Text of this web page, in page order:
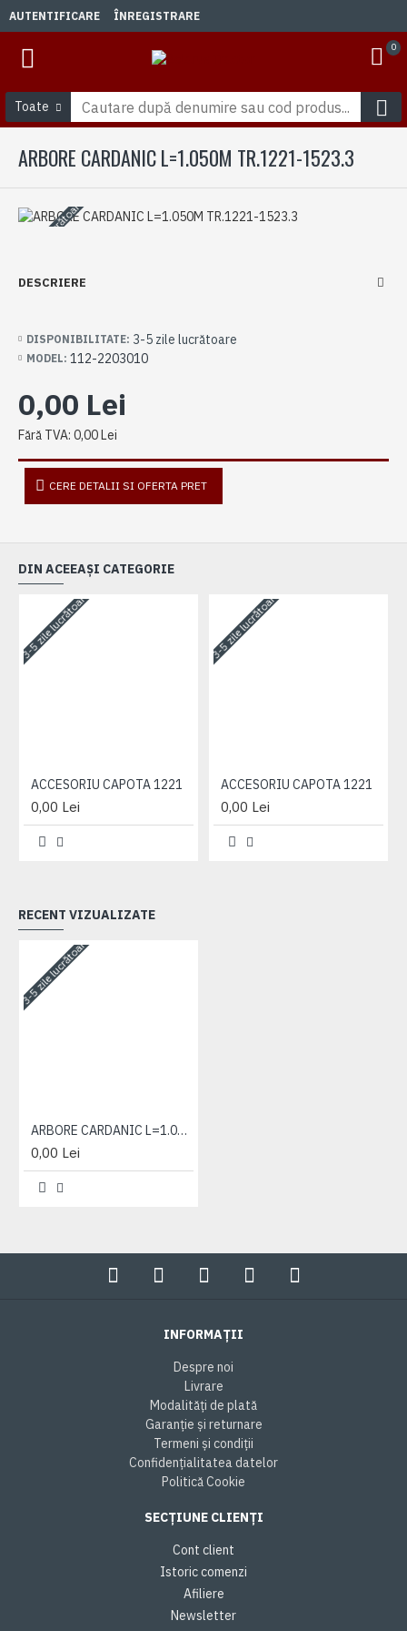
AUTENTIFICARE ÎNREGISTRARE
0
Toate
ARBORE CARDANIC L=1.050M TR.1221-1523.3
3-5 zile lucrătoare
DESCRIERE
DISPONIBILITATE: 3-5 zile lucrătoare
MODEL: 112-2203010
0,00 Lei
Fără TVA: 0,00 Lei
CERE DETALII SI OFERTA PRET
DIN ACEEAȘI CATEGORIE
3-5 zile lucrătoare
ACCESORIU CAPOTA 1221
0,00 Lei
3-5 zile lucrătoare
ACCESORIU CAPOTA 1221
0,00 Lei
RECENT VIZUALIZATE
3-5 zile lucrătoare
ARBORE CARDANIC L=1.050M TR.1221-1523.3
0,00 Lei
INFORMAȚII
Despre noi
Livrare
Modalități de plată
Garanție și returnare
Termeni și condiții
Confidențialitatea datelor
Politică Cookie
SECȚIUNE CLIENȚI
Cont client
Istoric comenzi
Afiliere
Newsletter